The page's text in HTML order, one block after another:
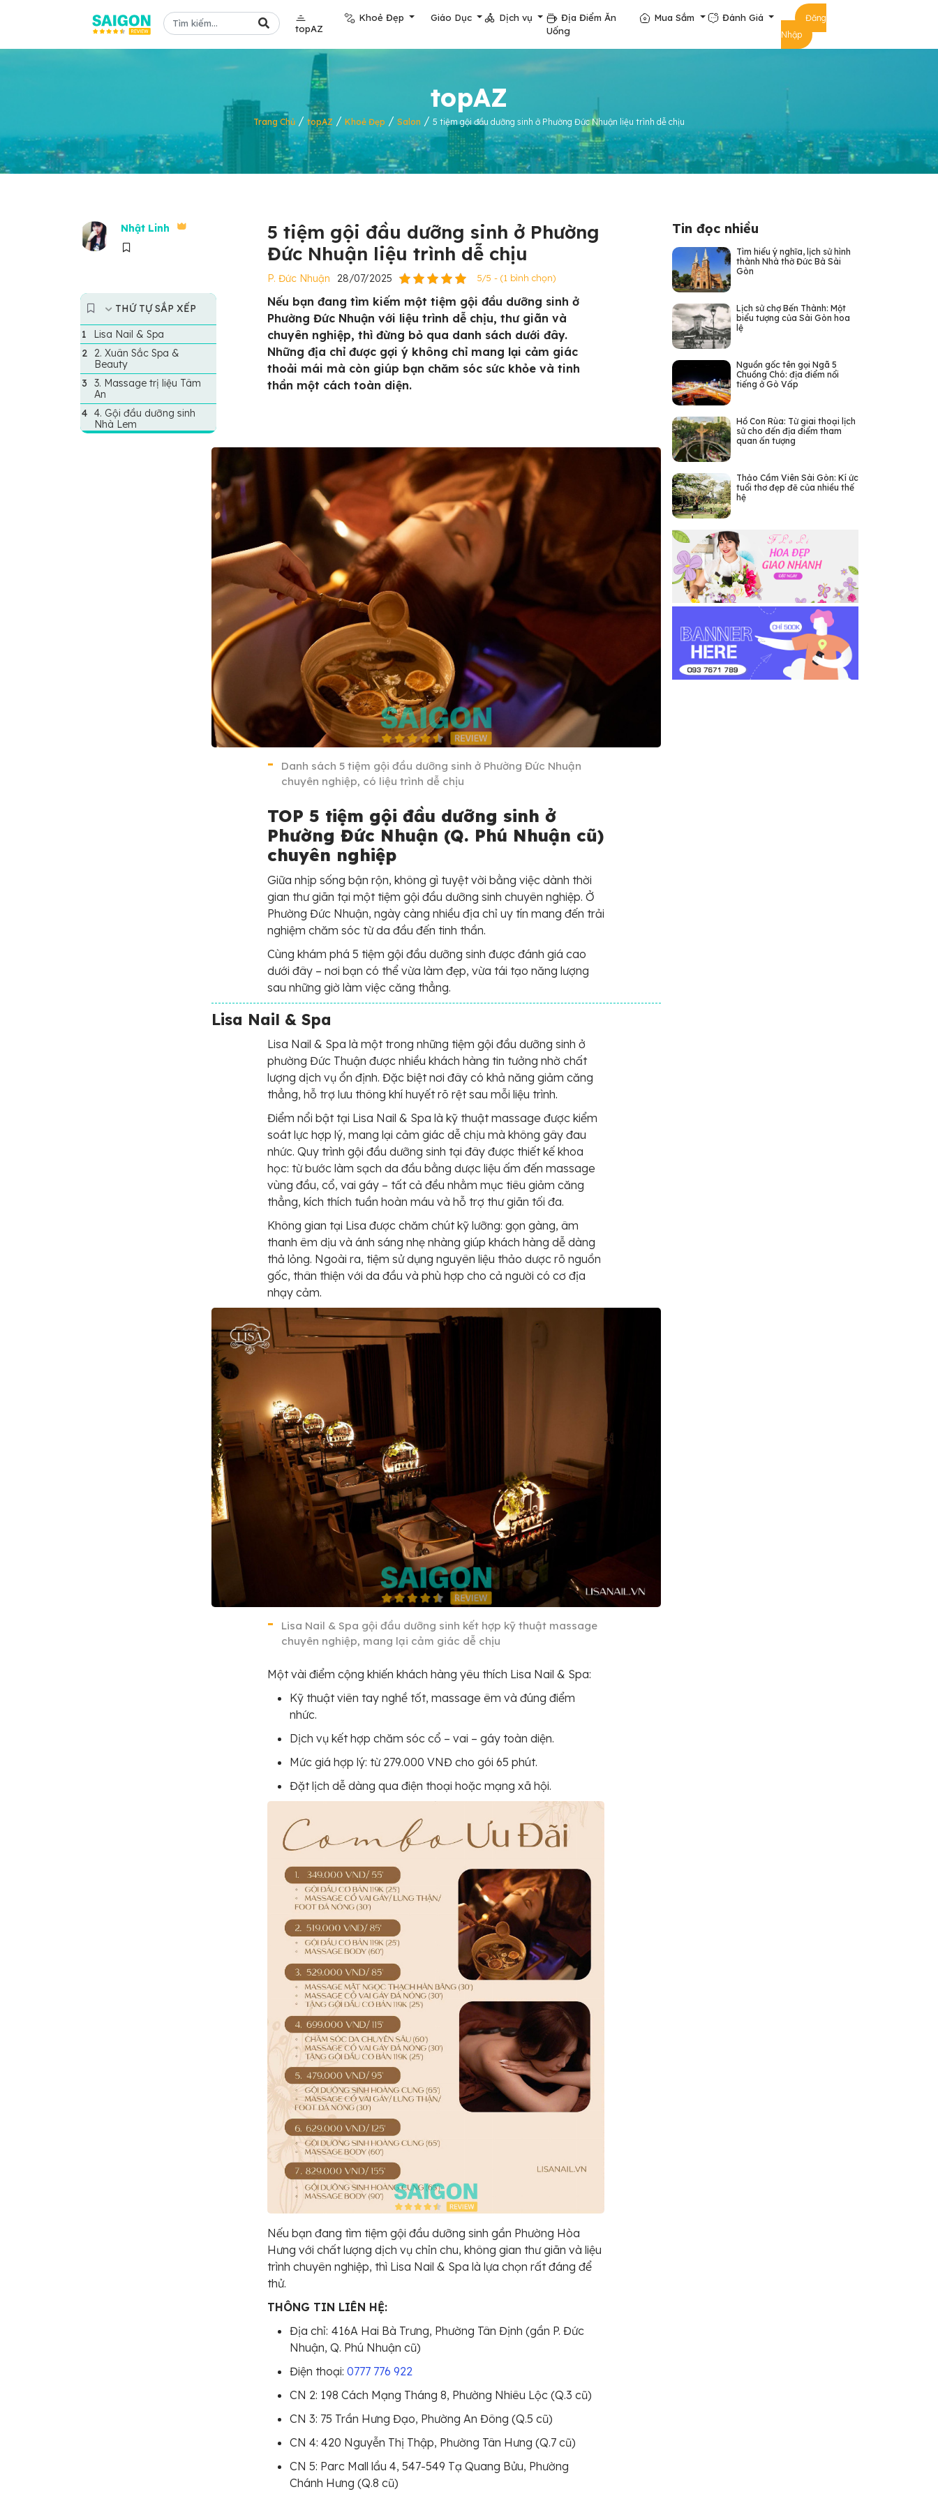
topAZ
Khoẻ Đẹp Giáo Dục Dịch vụ
Địa Điểm Ăn
Uống
Mua Sắm Đánh Giá
Đăng
Nhập
topAZ
Trang Chủ / topAZ / Khoẻ Đẹp / Salon / 5 tiệm gội đầu dưỡng sinh ở Phường Đức Nhuận liệu trình dễ chịu
Nhật Linh
5 tiệm gội đầu dưỡng sinh ở Phường
Đức Nhuận liệu trình dễ chịu
P. Đức Nhuận 28/07/2025 5/5 - (1 bình chọn)
THỨ TỰ SẮP XẾP
Lisa Nail & Spa
2. Xuân Sắc Spa &
Beauty
3. Massage trị liệu Tâm
An
4. Gội đầu dưỡng sinh
Nhà Lem
Nếu bạn đang tìm kiếm một tiệm gội đầu dưỡng sinh ở
Phường Đức Nhuận với liệu trình dễ chịu, thư giãn và
chuyên nghiệp, thì đừng bỏ qua danh sách dưới đây.
Những địa chỉ được gợi ý không chỉ mang lại cảm giác
thoải mái mà còn giúp bạn chăm sóc sức khỏe và tinh
thần một cách toàn diện.
Danh sách 5 tiệm gội đầu dưỡng sinh ở Phường Đức Nhuận
chuyên nghiệp, có liệu trình dễ chịu
TOP 5 tiệm gội đầu dưỡng sinh ở
Phường Đức Nhuận (Q. Phú Nhuận cũ)
chuyên nghiệp
Giữa nhịp sống bận rộn, không gì tuyệt vời bằng việc dành thời
gian thư giãn tại một tiệm gội đầu dưỡng sinh chuyên nghiệp. Ở
Phường Đức Nhuận, ngày càng nhiều địa chỉ uy tín mang đến trải
nghiệm chăm sóc từ da đầu đến tinh thần.
Cùng khám phá 5 tiệm gội đầu dưỡng sinh được đánh giá cao
dưới đây – nơi bạn có thể vừa làm đẹp, vừa tái tạo năng lượng
sau những giờ làm việc căng thẳng.
Lisa Nail & Spa
Lisa Nail & Spa là một trong những tiệm gội đầu dưỡng sinh ở
phường Đức Thuận được nhiều khách hàng tin tưởng nhờ chất
lượng dịch vụ ổn định. Đặc biệt nơi đây có khả năng giảm căng
thẳng, hỗ trợ lưu thông khí huyết rõ rệt sau mỗi liệu trình.
Điểm nổi bật tại Lisa Nail & Spa là kỹ thuật massage được kiểm
soát lực hợp lý, mang lại cảm giác dễ chịu mà không gây đau
nhức. Quy trình gội đầu dưỡng sinh tại đây được thiết kế khoa
học: từ bước làm sạch da đầu bằng dược liệu ấm đến massage
vùng đầu, cổ, vai gáy – tất cả đều nhằm mục tiêu giảm căng
thẳng, kích thích tuần hoàn máu và hỗ trợ thư giãn tối đa.
Không gian tại Lisa được chăm chút kỹ lưỡng: gọn gàng, âm
thanh êm dịu và ánh sáng nhẹ nhàng giúp khách hàng dễ dàng
thả lỏng. Ngoài ra, tiệm sử dụng nguyên liệu thảo dược rõ nguồn
gốc, thân thiện với da đầu và phù hợp cho cả người có cơ địa
nhạy cảm.
Lisa Nail & Spa gội đầu dưỡng sinh kết hợp kỹ thuật massage
chuyên nghiệp, mang lại cảm giác dễ chịu
Một vài điểm cộng khiến khách hàng yêu thích Lisa Nail & Spa:
Kỹ thuật viên tay nghề tốt, massage êm và đúng điểm
nhức.
Dịch vụ kết hợp chăm sóc cổ – vai – gáy toàn diện.
Mức giá hợp lý: từ 279.000 VNĐ cho gói 65 phút.
Đặt lịch dễ dàng qua điện thoại hoặc mạng xã hội.
Nếu bạn đang tìm tiệm gội đầu dưỡng sinh gần Phường Hòa
Hưng với chất lượng dịch vụ chỉn chu, không gian thư giãn và liệu
trình chuyên nghiệp, thì Lisa Nail & Spa là lựa chọn rất đáng để
thử.
THÔNG TIN LIÊN HỆ:
Địa chỉ: 416A Hai Bà Trưng, Phường Tân Định (gần P. Đức
Nhuận, Q. Phú Nhuận cũ)
Điện thoại:0777 776 922
CN 2: 198 Cách Mạng Tháng 8, Phường Nhiêu Lộc (Q.3 cũ)
CN 3: 75 Trần Hưng Đạo, Phường An Đông (Q.5 cũ)
CN 4: 420 Nguyễn Thị Thập, Phường Tân Hưng (Q.7 cũ)
CN 5: Parc Mall lầu 4, 547-549 Tạ Quang Bửu, Phường
Chánh Hưng (Q.8 cũ)
Tin đọc nhiều
Tìm hiểu ý nghĩa, lịch sử hình
thành Nhà thờ Đức Bà Sài
Gòn
Lịch sử chợ Bến Thành: Một
biểu tượng của Sài Gòn hoa
lệ
Nguồn gốc tên gọi Ngã 5
Chuồng Chó: địa điểm nổi
tiếng ở Gò Vấp
Hồ Con Rùa: Từ giai thoại lịch
sử cho đến địa điểm tham
quan ấn tượng
Thảo Cầm Viên Sài Gòn: Kí ức
tuổi thơ đẹp đẽ của nhiều thế
hệ